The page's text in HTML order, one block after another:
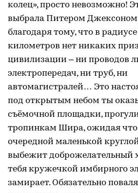
колец», просто невозможно!
выбрала Питером Джексоном
благодаря тому, что в
километров нет никаких
цивилизации – ни проводов
электропередач, ни труб, ни
автомагистралей… Это
под открытым небом ты
съёмочной площадки,
тропинкам Шира, ожидая что
очередной маленькой
выбежит доброжелательный
тебя кружечкой имбирного
замирает. Обязательно